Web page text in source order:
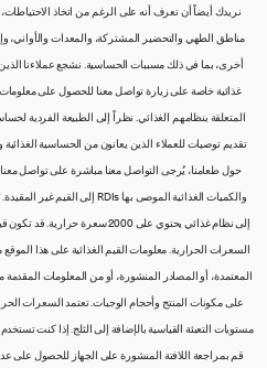
نريدك أيضاً أن تعرف أنه على الرغم من اتخاذ
مناطق الطهي والتحضير المشتركة، والمعدات والأواني،
أخرى، بما في ذلك مسببات الحساسية. نشجع عملاءنا الذين
غذائية خاصة على زيارة تواصل معنا للحصول على
المتعلقة بنظامهم الغذائي. نظراً إلى الطبيعة الفردية
تقديم توصيات للعملاء الذين يعانون من الحساسية
إلى نظام غذائي يحتوي على 2000
السعرات الحرارية. معلومات القيم الغذائية على هذا
المعتمدة، أو المصادر المنشورة، أو من المعلومات المقدمة
على مكونات المنتج وأحجام الوجبات. تعتمد السعرات
مستويات التعبئة القياسية بالإضافة إلى الثلج. إذا كنت
قم بمراجعة اللافتة المنشورة على الجهاز للحصول على